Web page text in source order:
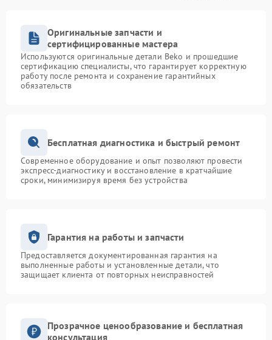
Оригинальные запчасти и
сертифицированные мастера
Используются оригинальные детали Beko и прошедшие
сертификацию специалисты, что гарантирует корректную
работу после ремонта и сохранение гарантийных
обязательств
Бесплатная диагностика и быстрый ремонт
Современное оборудование и опыт позволяют провести
экспресс-диагностику и восстановление в кратчайшие
сроки, минимизируя время без устройства
Гарантия на работы и запчасти
Предоставляется документированная гарантия на
выполненные работы и установленные детали, что
защищает клиента от повторных неисправностей
Прозрачное ценообразование и бесплатная
консультация